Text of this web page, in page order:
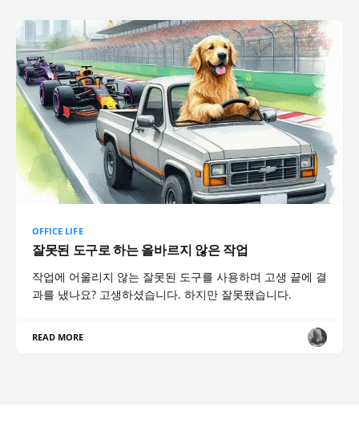
OFFICE LIFE
잘못된 도구로 하는 올바르지 않은 작업
작업에 어울리지 않는 잘못된 도구를 사용하며 고생 끝에 결
과를 냈나요? 고생하셨습니다. 하지만 잘못됐습니다.
READ MORE